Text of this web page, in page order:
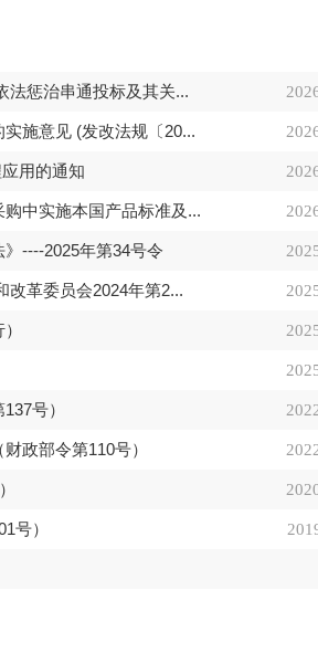
法惩治串通投标及其关...
施意见 (发改法规〔20...
用的通知
中实施本国产品标准及...
----2025年第34号令
改革委员会2024年第2...
号）
政部令第110号）
号）
改法规〔2026〕195号)